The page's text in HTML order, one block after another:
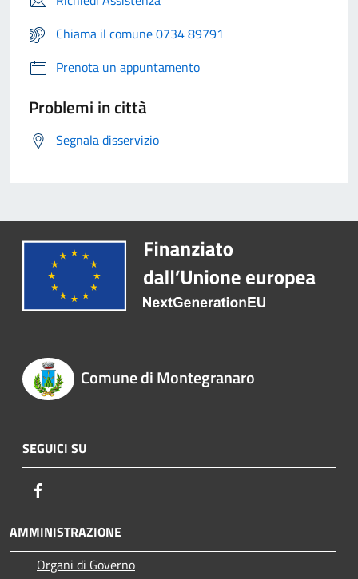
Chiama il comune 0734 89791
Prenota un appuntamento
Problemi in città
Segnala disservizio
Comune di Montegranaro
SEGUICI SU
AMMINISTRAZIONE
Organi di Governo